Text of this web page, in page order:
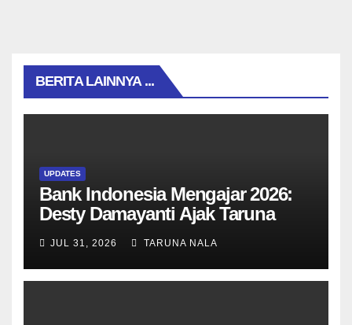
BERITA LAINNYA ...
UPDATES
Bank Indonesia Mengajar 2026:
Desty Damayanti Ajak Taruna
Menjadi Generasi Pemimpin
Berwawasan Global
JUL 31, 2026 TARUNA NALA